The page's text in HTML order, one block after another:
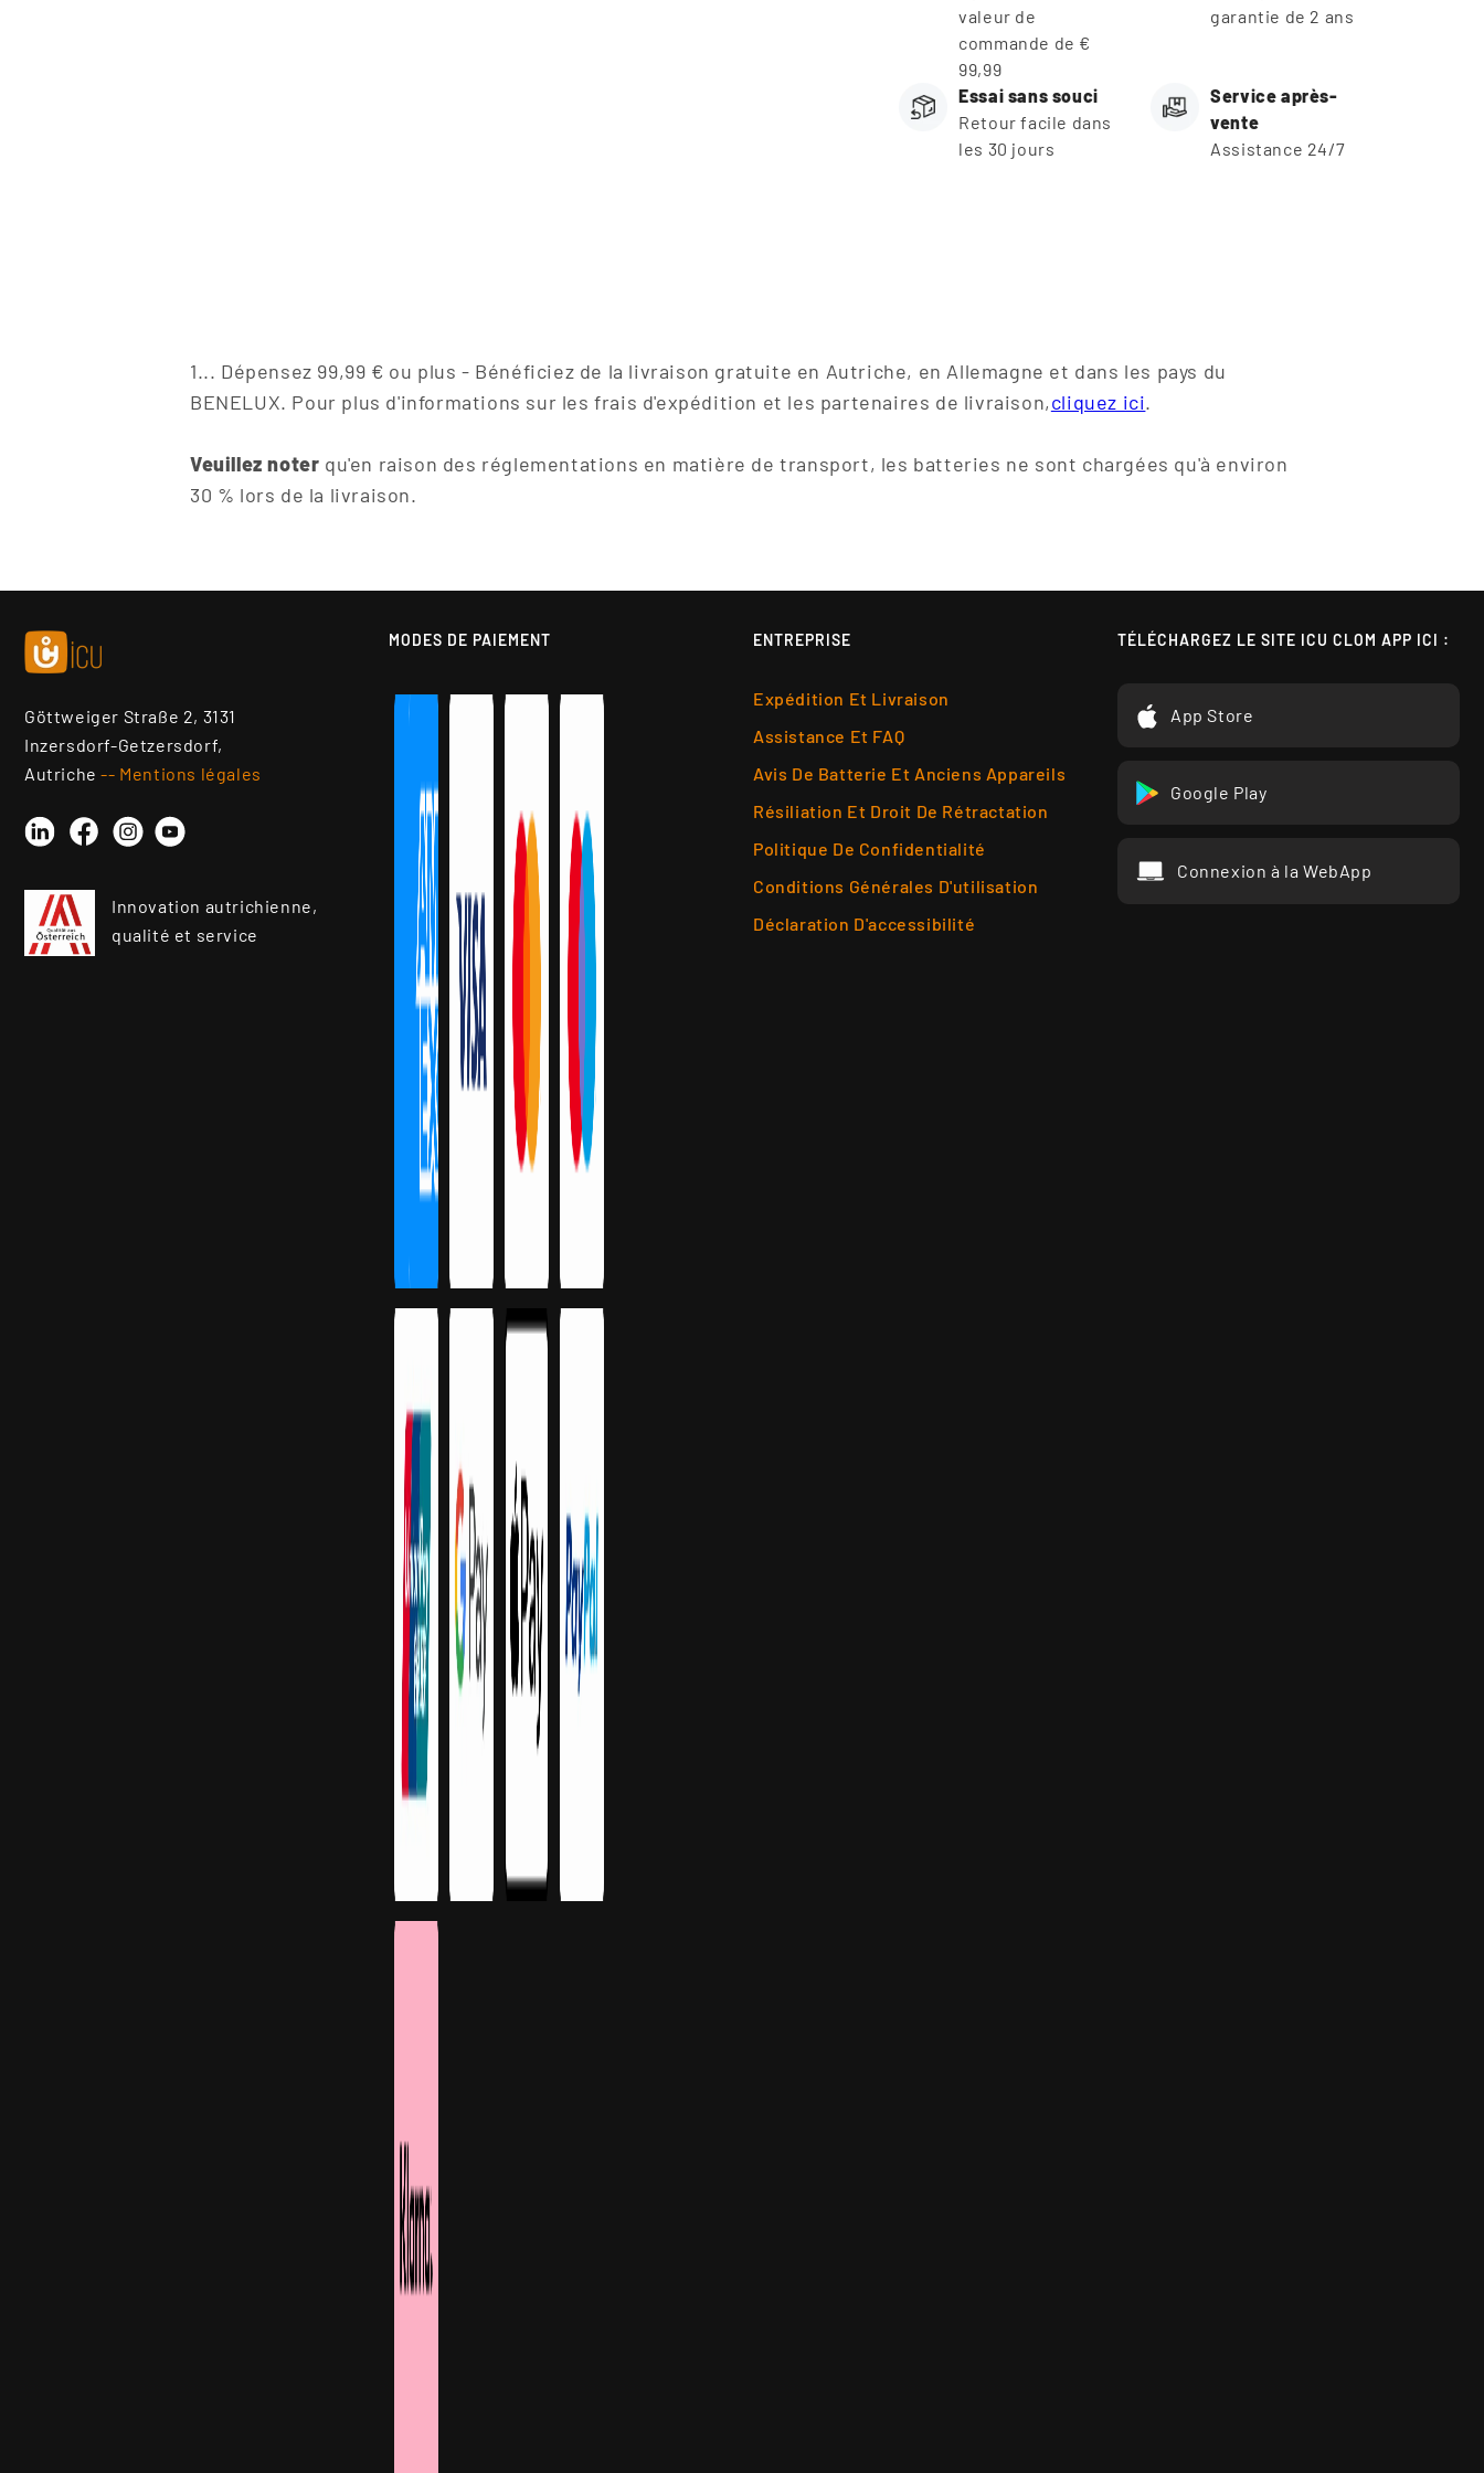
valeur de
commande de €
99,99
garantie de 2 ans
Essai sans souci
Retour facile dans
les 30 jours
Service après-
vente
Assistance 24/7
1... Dépensez 99,99 € ou plus - Bénéficiez de la livraison gratuite en Autriche, en Allemagne et dans les pays du
BENELUX. Pour plus d'informations sur les frais d'expédition et les partenaires de livraison,cliquez ici.
Veuillez noter qu'en raison des réglementations en matière de transport, les batteries ne sont chargées qu'à environ
30 % lors de la livraison.
Göttweiger Straße 2, 3131
Inzersdorf-Getzersdorf,
Autriche-- Mentions légales
LinkedinFacebookInstagram
YouTube
Innovation autrichienne,
qualité et service
MODES DE PAIEMENT ENTREPRISE
Expédition Et Livraison
Assistance Et FAQ
Avis De Batterie Et Anciens Appareils
Résiliation Et Droit De Rétractation
Politique De Confidentialité
Conditions Générales D'utilisation
Déclaration D'accessibilité
TÉLÉCHARGEZ LE SITE ICU CLOM APP ICI :
App Store
Google Play
Connexion à la WebApp